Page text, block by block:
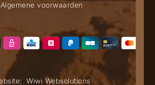
Algemene voorwaarden
Wiwi Websolutions